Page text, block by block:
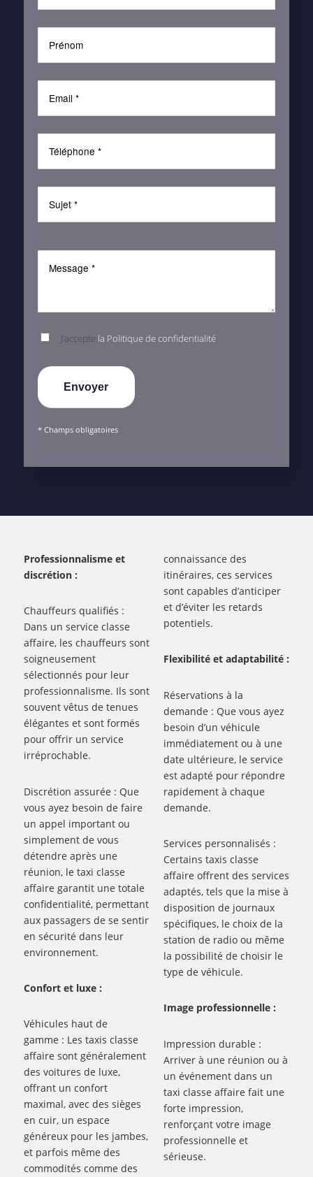
J’accepte la Politique de confidentialité
* Champs obligatoires
Professionnalisme et
discrétion :
Chauffeurs qualifiés :
Dans un service classe
affaire, les chauffeurs sont
soigneusement
sélectionnés pour leur
professionnalisme. Ils sont
souvent vêtus de tenues
élégantes et sont formés
pour offrir un service
irréprochable.
Discrétion assurée : Que
vous ayez besoin de faire
un appel important ou
simplement de vous
détendre après une
réunion, le taxi classe
affaire garantit une totale
confidentialité, permettant
aux passagers de se sentir
en sécurité dans leur
environnement.
Confort et luxe :
Véhicules haut de
gamme : Les taxis classe
affaire sont généralement
des voitures de luxe,
offrant un confort
maximal, avec des sièges
en cuir, un espace
généreux pour les jambes,
et parfois même des
commodités comme des
connaissance des
itinéraires, ces services
sont capables d’anticiper
et d’éviter les retards
potentiels.
Flexibilité et adaptabilité :
Réservations à la
demande : Que vous ayez
besoin d’un véhicule
immédiatement ou à une
date ultérieure, le service
est adapté pour répondre
rapidement à chaque
demande.
Services personnalisés :
Certains taxis classe
affaire offrent des services
adaptés, tels que la mise à
disposition de journaux
spécifiques, le choix de la
station de radio ou même
la possibilité de choisir le
type de véhicule.
Image professionnelle :
Impression durable :
Arriver à une réunion ou à
un événement dans un
taxi classe affaire fait une
forte impression,
renforçant votre image
professionnelle et
sérieuse.